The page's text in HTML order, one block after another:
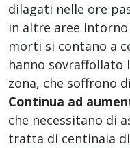
dilagati nelle ore
in altre aree
morti si contano a
hanno
zona, che soffrono
Continua ad
che necessitano di
tratta di centinaia